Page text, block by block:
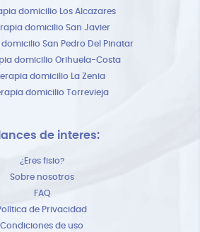
domicilio Los Alcazares
domicilio San Javier
domicilio San Pedro Del Pinatar
domicilio Orihuela-Costa
domicilio La Zenia
domicilio Torrevieja
de interes:
¿Eres fisio?
Sobre nosotros
FAQ
de Privacidad
Condiciones de uso